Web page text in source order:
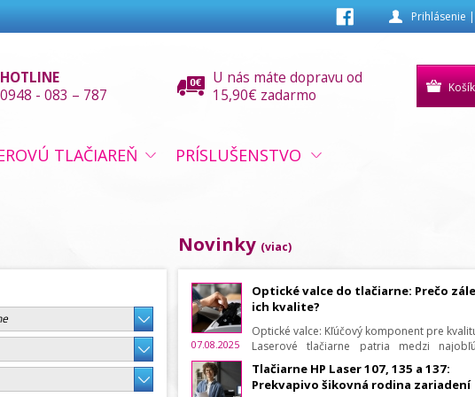
Prihlásenie |
U nás máte dopravu od
15,90€ zadarmo
HOTLINE
0948 - 083 – 787
TLAČIAREŇ
PRÍSLUŠENSTVO
Novinky (viac)
07.08.2025
Optické valce do tlačiarne: Prečo
ich kvalite?
Optické valce: Kľúčový komponent pre
Laserové tlačiarne patria medzi
riešenia na domácu aj firemnú tlač. Ak sa
na ostrý text a presné detaily,
najdôležitejších komponentov vo vašej
Tlačiarne HP Laser 107, 135 a 137:
Prekvapivo šikovná rodina zariadení